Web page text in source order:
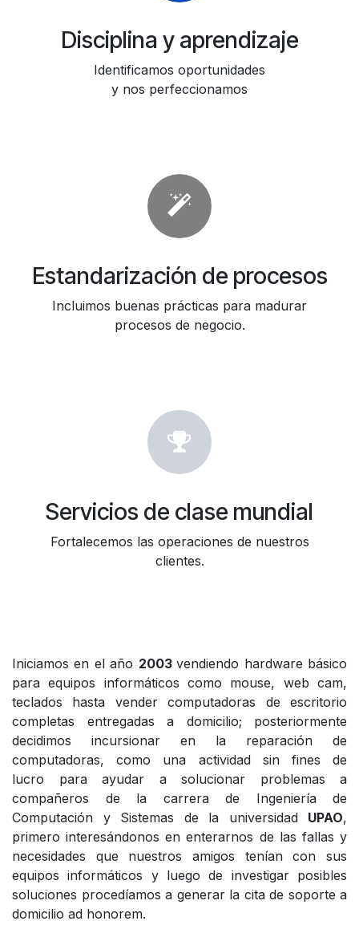
Disciplina y aprendizaje
Identificamos oportunidades
y nos perfeccionamos
Estandarización de procesos
Incluimos buenas prácticas para madurar
procesos de negocio.
Servicios de clase mundial
Fortalecemos las operaciones de nuestros
clientes.
Iniciamos en el año 2003vendiendo hardware básico
para equipos informáticos como mouse, web cam,
teclados hasta vender computadoras de escritorio
completas entregadas a domicilio; posteriormente
decidimos incursionar en la reparación de
computadoras, como una actividad sin fines de
lucro para ayudar a solucionar problemas a
compañeros de la carrera de Ingeniería de
Computación y Sistemas de la universidad UPAO,
primero interesándonos en enterarnos de las fallas y
necesidades que nuestros amigos tenían con sus
equipos informáticos y luego de investigar posibles
soluciones procedíamos a generar la cita de soporte a
domicilio ad honorem.